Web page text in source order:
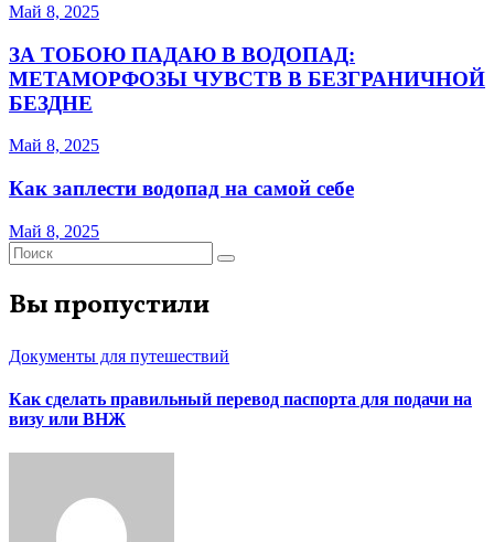
Май 8, 2025
ЗА ТОБОЮ ПАДАЮ В ВОДОПАД:
МЕТАМОРФОЗЫ ЧУВСТВ В БЕЗГРАНИЧНОЙ
БЕЗДНЕ
Май 8, 2025
Как заплести водопад на самой себе
Май 8, 2025
Вы пропустили
Документы для путешествий
Как сделать правильный перевод паспорта для подачи на
визу или ВНЖ